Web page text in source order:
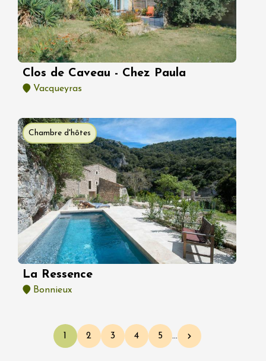
Clos de Caveau - Chez Paula
Vacqueyras
Chambre d'hôtes
La Ressence
Bonnieux
Pagination
Page courante
1 Page
2 Page
3 Page
4 Page
5 … Page suivante